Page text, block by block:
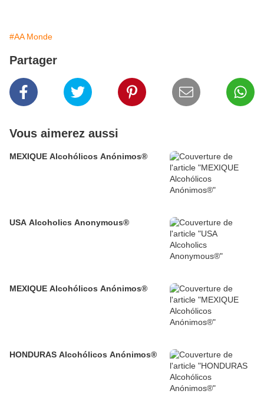
#AA Monde
Partager
Vous aimerez aussi
MEXIQUE Alcohólicos Anónimos®
USA Alcoholics Anonymous®
MEXIQUE Alcohólicos Anónimos®
HONDURAS Alcohólicos Anónimos®